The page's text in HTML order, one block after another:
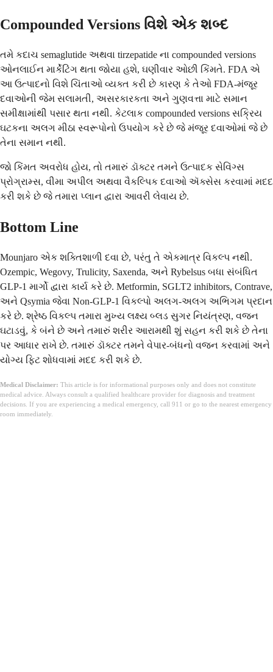
Compounded Versions વિશે એક શબ્દ
તમે કદાચ semaglutide અથવા tirzepatide ના compounded versions
ઓનલાઈન માર્કેટિંગ થતા જોયા હશે, ઘણીવાર ઓછી કિંમતે. FDA એ
આ ઉત્પાદનો વિશે ચિંતાઓ વ્યક્ત કરી છે કારણ કે તેઓ FDA-મંજૂર
દવાઓની જેમ સલામતી, અસરકારકતા અને ગુણવત્તા માટે સમાન
સમીક્ષામાંથી પસાર થતા નથી. કેટલાક compounded versions સક્રિય
ઘટકના અલગ મીઠા સ્વરૂપોનો ઉપયોગ કરે છે જે મંજૂર દવાઓમાં જે છે
તેના સમાન નથી.
જો કિંમત અવરોધ હોય, તો તમારું ડૉક્ટર તમને ઉત્પાદક સેવિંગ્સ
પ્રોગ્રામ્સ, વીમા અપીલ અથવા વૈકલ્પિક દવાઓ ઍક્સેસ કરવામાં મદદ
કરી શકે છે જે તમારા પ્લાન દ્વારા આવરી લેવાય છે.
Bottom Line
Mounjaro એક શક્તિશાળી દવા છે, પરંતુ તે એકમાત્ર વિકલ્પ નથી.
Ozempic, Wegovy, Trulicity, Saxenda, અને Rybelsus બધા સંબંધિત
GLP-1 માર્ગો દ્વારા કાર્ય કરે છે. Metformin, SGLT2 inhibitors, Contrave,
અને Qsymia જેવા Non-GLP-1 વિકલ્પો અલગ-અલગ અભિગમ પ્રદાન
કરે છે. શ્રેષ્ઠ વિકલ્પ તમારા મુખ્ય લક્ષ્ય બ્લડ સુગર નિયંત્રણ, વજન
ઘટાડવું, કે બંને છે અને તમારું શરીર આરામથી શું સહન કરી શકે છે તેના
પર આધાર રાખે છે. તમારું ડૉક્ટર તમને વેપાર-બંધનો વજન કરવામાં અને
યોગ્ય ફિટ શોધવામાં મદદ કરી શકે છે.
Medical Disclaimer: This article is for informational purposes only and does not constitute
medical advice. Always consult a qualified healthcare provider for diagnosis and treatment
decisions. If you are experiencing a medical emergency, call 911 or go to the nearest emergency
room immediately.